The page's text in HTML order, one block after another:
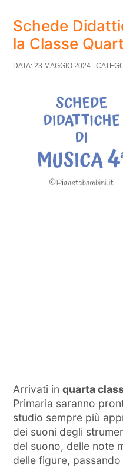
Schede
la Classe
DATA: 23 MAGGIO 2024
Arrivati inquarta
Primaria saranno
studio sempre più
dei suoni degli
del suono, delle note
delle figure,